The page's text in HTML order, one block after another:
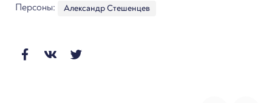
Персоны: Александр Стешенцев